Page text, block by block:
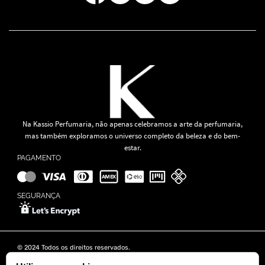
Na Kassio Perfumaria, não apenas celebramos a arte da perfumaria,
mas também exploramos o universo completo da beleza e do bem-
estar.
PAGAMENTO
SEGURANÇA
© 2024 Todos os direitos reservados.